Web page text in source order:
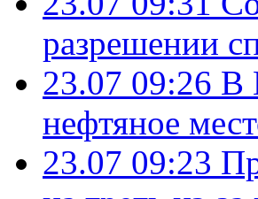
разрешении
23.07 09:26 В
нефтяное
23.07 09:23